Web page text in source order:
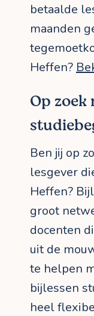
betaalde
maanden
Heffen?
Op zoek
Ben jij op
lesgever
Heffen?
groot
docenten
uit de
te helpen
bijlessen
heel